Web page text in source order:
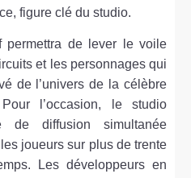
figure clé du studio.
permettra de lever le voile
et les personnages qui
de l’univers de la célèbre
l’occasion, le studio
de diffusion simultanée
joueurs sur plus de trente
Les développeurs en